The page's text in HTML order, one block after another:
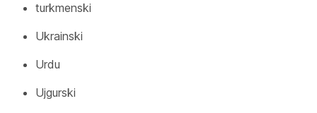
turkmenski
Ukrainski
Urdu
Ujgurski